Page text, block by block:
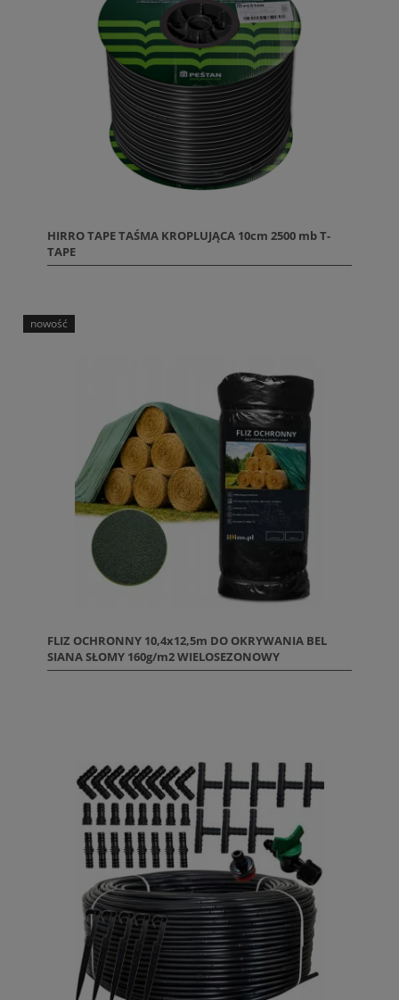
HIRRO TAPE TAŚMA KROPLUJĄCA 10cm 2500 mb T-
TAPE
FLIZ OCHRONNY 10,4x12,5m DO OKRYWANIA BEL
SIANA SŁOMY 160g/m2 WIELOSEZONOWY
nowość